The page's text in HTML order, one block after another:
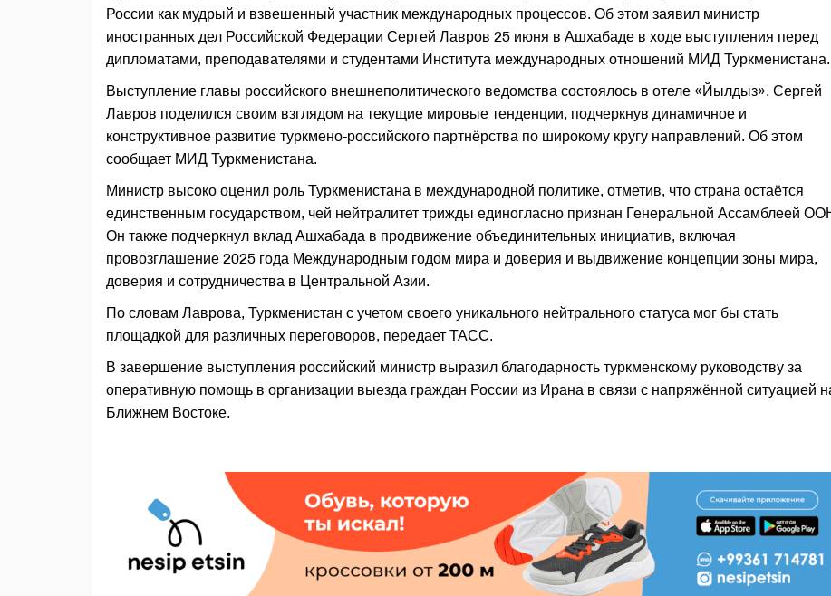
России как мудрый и взвешенный участник международных процессов. Об этом заявил министр
иностранных дел Российской Федерации Сергей Лавров 25 июня в Ашхабаде в ходе выступления перед
дипломатами, преподавателями и студентами Института международных отношений МИД Туркменистана.
Выступление главы российского внешнеполитического ведомства состоялось в отеле «Йылдыз». Сергей
Лавров поделился своим взглядом на текущие мировые тенденции, подчеркнув динамичное и
конструктивное развитие туркмено-российского партнёрства по широкому кругу направлений. Об этом
сообщает МИД Туркменистана.
Министр высоко оценил роль Туркменистана в международной политике, отметив, что страна остаётся
единственным государством, чей нейтралитет трижды единогласно признан Генеральной Ассамблеей
Он также подчеркнул вклад Ашхабада в продвижение объединительных инициатив, включая
провозглашение 2025 года Международным годом мира и доверия и выдвижение концепции зоны мира,
доверия и сотрудничества в Центральной Азии.
По словам Лаврова, Туркменистан с учетом своего уникального нейтрального статуса мог бы стать
площадкой для различных переговоров, передает ТАСС.
В завершение выступления российский министр выразил благодарность туркменскому руководству за
оперативную помощь в организации выезда граждан России из Ирана в связи с напряжённой ситуацией
Ближнем Востоке.